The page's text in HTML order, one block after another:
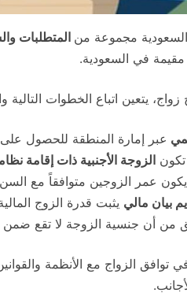
السعودية مجموعة من المتطلبات
في السعودية.
يتعين اتباع الخطوات
عبر إمارة المنطقة للحصول
الزوجة الأجنبية ذات إقامة
عمر الزوجين متوافقاً مع السن
بيان مالي يثبت قدرة الزوج
من أن جنسية الزوجة لا تقع
الزواج مع الأنظمة